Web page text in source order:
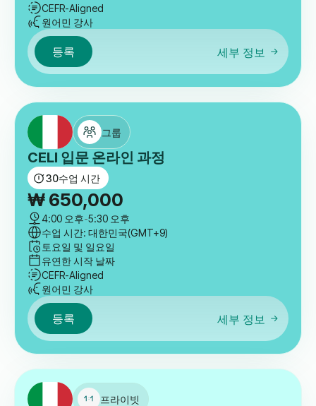
CILS 입문 온라인 과정
30수업 시간
₩ 650,000
4:00 오후-5:30 오후
수업 시간: 대한민국(GMT+9)
토요일 및 일요일
유연한 시작 날짜
CEFR-Aligned
원어민 강사
등록
그룹
CELI 입문 온라인 과정
30수업 시간
₩ 650,000
4:00 오후-5:30 오후
수업 시간: 대한민국(GMT+9)
토요일 및 일요일
유연한 시작 날짜
CEFR-Aligned